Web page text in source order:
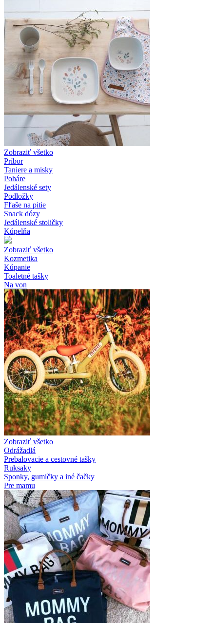
Zobraziť všetko
Príbor
Taniere a misky
Poháre
Jedálenské sety
Podložky
Fľaše na pitie
Snack dózy
Jedálenské stoličky
Kúpelňa
Zobraziť všetko
Kozmetika
Kúpanie
Toaletné tašky
Na von
Zobraziť všetko
Odrážadlá
Prebalovacie a cestovné tašky
Ruksaky
Sponky, gumičky a iné čačky
Pre mamu